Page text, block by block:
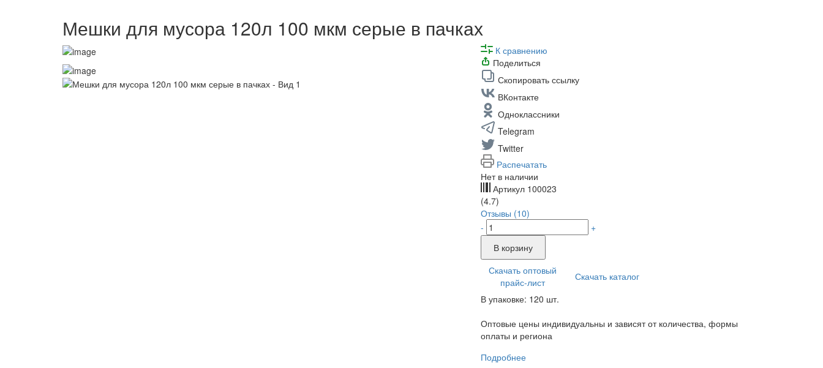
Мешки для мусора 120л 100 мкм серые в пачках
К сравнению
Поделиться
Скопировать ссылку
ВКонтакте
Одноклассники
Telegram
Twitter
Распечатать
Нет в наличии
Артикул 100023
(4.7)
Отзывы (10)
-
+
В корзину
Скачать оптовый
прайс-лист
Скачать каталог
В упаковке: 120 шт.
Оптовые цены индивидуальны и зависят от количества, формы
оплаты и региона
Подробнее